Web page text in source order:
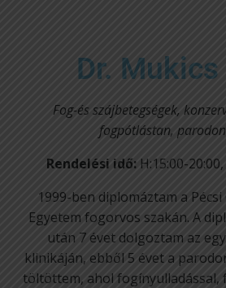
Dr. Mukics
Fog-és szájbetegségek,
fogpótlástan,
Rendelési idő: H:15:00-
1999-ben diplomáztam a
Egyetem fogorvos szakán. A
után 7 évet dolgoztam az
klinikáján, ebből 5 évet a
töltöttem, ahol fogínyulladással,